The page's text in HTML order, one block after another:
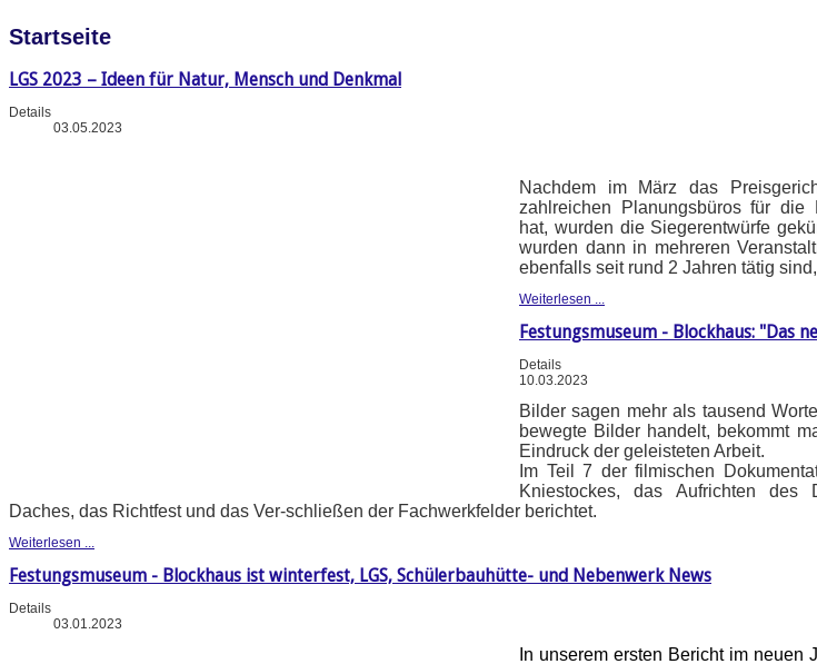
Startseite
LGS 2023 – Ideen für Natur, Mensch und Denkmal
Details
03.05.2023
Nachdem im März das
zahlreichen Planungsbüros für die
hat, wurden die Siegerentwürfe
wurden dann in mehreren
ebenfalls seit rund 2 Jahren tätig
Weiterlesen ...
Festungsmuseum - Blockhaus: "Das
Details
10.03.2023
Bilder sagen mehr als tausend
bewegte Bilder handelt, bekommt
Eindruck der geleisteten Arbeit.
Im Teil 7 der filmischen
Kniestockes, das Aufrichten des
Daches, das Richtfest und das Ver-schließen der Fachwerkfelder berichtet.
Weiterlesen ...
Festungsmuseum - Blockhaus ist winterfest, LGS, Schülerbauhütte- und Nebenwerk News
Details
03.01.2023
In unserem ersten Bericht im neuen